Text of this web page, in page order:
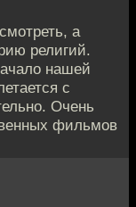
а
религий.
нашей
с
Очень
фильмов